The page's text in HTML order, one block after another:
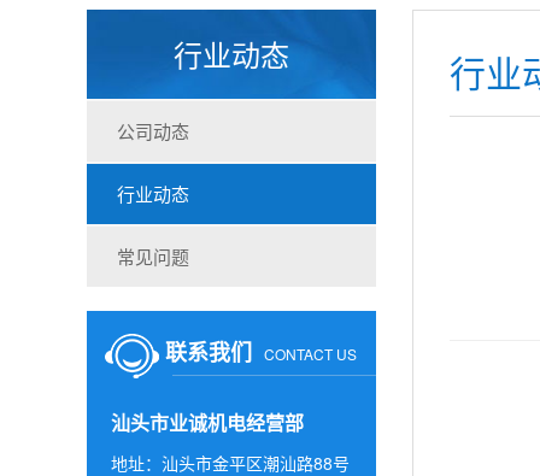
行业动态
公司动态
行业动态
常见问题
联系我们 CONTACT US
汕头市业诚机电经营部
地址：汕头市金平区潮汕路88号
行业